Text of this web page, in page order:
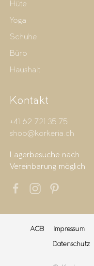
Hüte
Yoga
Schuhe
Büro
Haushalt
Kontakt
+41 62 721 35 75
shop@korkeria.ch
Lagerbesuche nach
Vereinbarung möglich!
AGB Impressum
Datenschutz